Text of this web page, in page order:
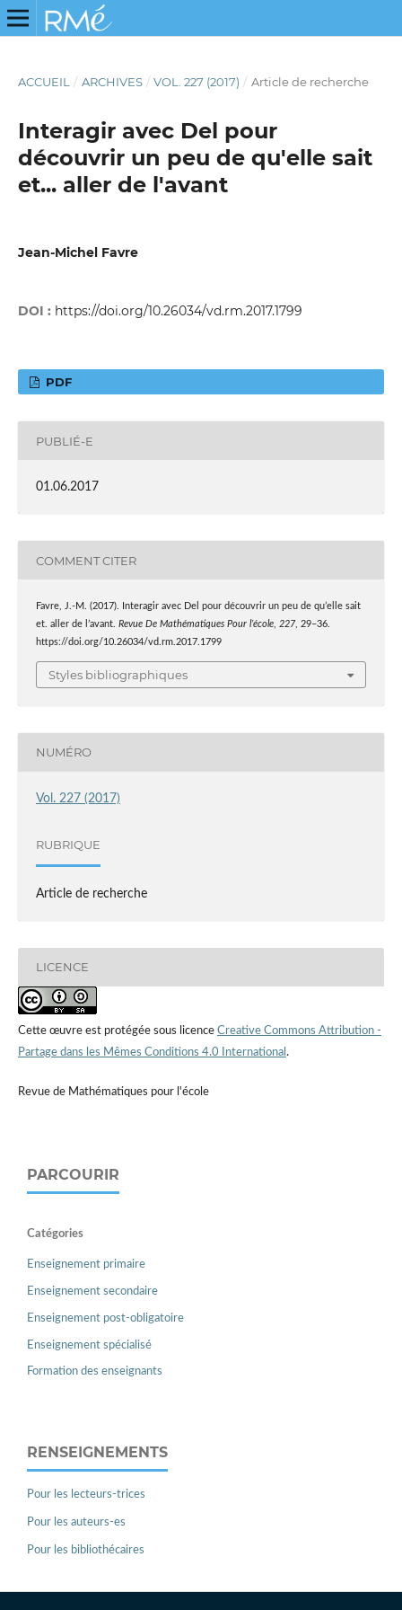
ACCUEIL / ARCHIVES / VOL. 227 (2017) / Article de recherche
Interagir avec Del pour
découvrir un peu de qu'elle sait
et... aller de l'avant
Jean-Michel Favre
DOI : https://doi.org/10.26034/vd.rm.2017.1799
PDF
PUBLIÉ-E
01.06.2017
COMMENT CITER
Favre, J.-M. (2017). Interagir avec Del pour découvrir un peu de qu’elle sait
et. aller de l’avant. Revue De Mathématiques Pour l’école, 227, 29–36.
https://doi.org/10.26034/vd.rm.2017.1799
Styles bibliographiques
NUMÉRO
Vol. 227 (2017)
RUBRIQUE
Article de recherche
LICENCE
Cette œuvre est protégée sous licence Creative Commons Attribution -
Partage dans les Mêmes Conditions 4.0 International .
Revue de Mathématiques pour l'école
PARCOURIR
Catégories
Enseignement primaire
Enseignement secondaire
Enseignement post-obligatoire
Enseignement spécialisé
Formation des enseignants
RENSEIGNEMENTS
Pour les lecteurs-trices
Pour les auteurs-es
Pour les bibliothécaires